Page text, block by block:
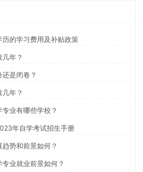
历的学习费用及补贴政策
几年？
是闭卷？
几年？
业有哪些学校？
年自学考试招生手册
势和前景如何？
专业就业前景如何？